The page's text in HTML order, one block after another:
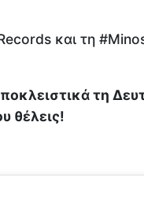
και τη
τη
θέλεις!